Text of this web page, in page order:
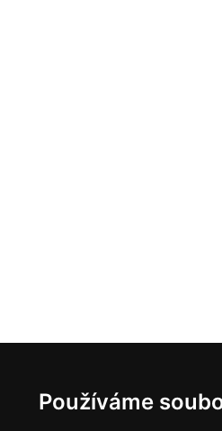
Používáme